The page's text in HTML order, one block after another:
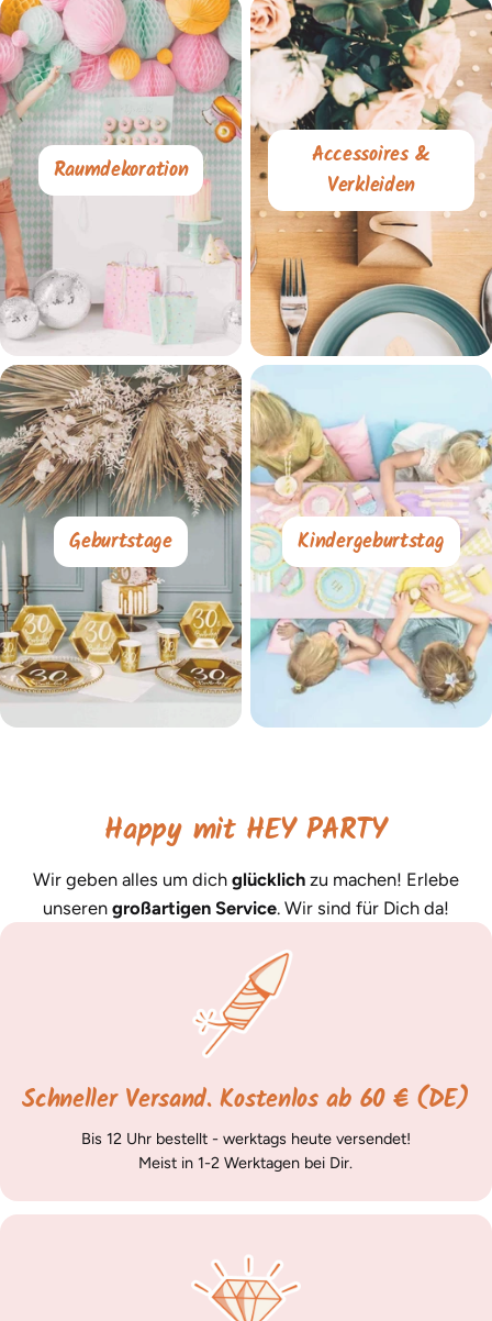
Raumdekoration
Accessoires &
Verkleiden
Geburtstage Kindergeburtstag
Happy mit HEY PARTY
Wir geben alles um dich glücklich zu machen! Erlebe
unseren großartigen Service. Wir sind für Dich da!
Schneller Versand. Kostenlos ab 60 € (DE)
Bis 12 Uhr bestellt - werktags heute versendet!
Meist in 1-2 Werktagen bei Dir.